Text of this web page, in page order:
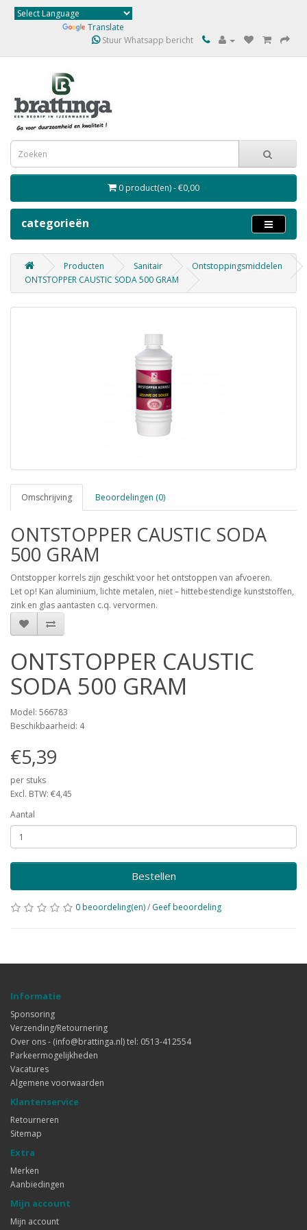
Translate
Stuur Whatsapp bericht
0 product(en) - €0,00
categorieën
Producten Sanitair
Ontstoppingsmiddelen
ONTSTOPPER CAUSTIC SODA 500 GRAM
Omschrijving Beoordelingen (0)
ONTSTOPPER CAUSTIC SODA
500 GRAM
Ontstopper korrels zijn geschikt voor het ontstoppen van afvoeren.
Let op! Kan aluminium, lichte metalen, niet – hittebestendige kunststoffen,
zink en glas aantasten c.q. vervormen.
ONTSTOPPER CAUSTIC
SODA 500 GRAM
Model: 566783
Beschikbaarheid: 4
€5,39
per stuks
Excl. BTW: €4,45
Aantal
Bestellen
0 beoordeling(en)/ Geef beoordeling
Informatie
Sponsoring
Verzending/Retournering
Over ons - (info@brattinga.nl) tel: 0513-412554
Parkeermogelijkheden
Vacatures
Algemene voorwaarden
Klantenservice
Retourneren
Sitemap
Extra
Merken
Aanbiedingen
Mijn account
Mijn account